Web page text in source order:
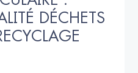
DÉCHETS